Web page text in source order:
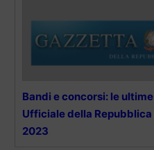
Bandi e concorsi: le
Ufficiale della
2023